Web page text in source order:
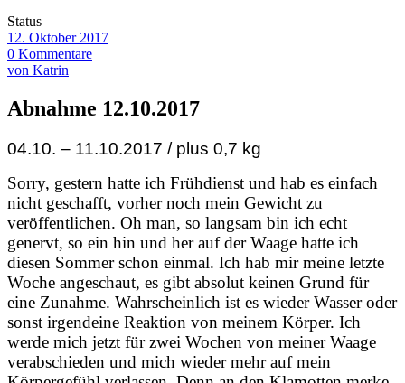
Status
12. Oktober 2017
0 Kommentare
von Katrin
Abnahme 12.10.2017
04.10. – 11.10.2017 / plus 0,7 kg
Sorry, gestern hatte ich Frühdienst und hab es einfach
nicht geschafft, vorher noch mein Gewicht zu
veröffentlichen. Oh man, so langsam bin ich echt
genervt, so ein hin und her auf der Waage hatte ich
diesen Sommer schon einmal. Ich hab mir meine letzte
Woche angeschaut, es gibt absolut keinen Grund für
eine Zunahme. Wahrscheinlich ist es wieder Wasser oder
sonst irgendeine Reaktion von meinem Körper. Ich
werde mich jetzt für zwei Wochen von meiner Waage
verabschieden und mich wieder mehr auf mein